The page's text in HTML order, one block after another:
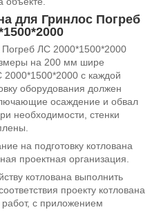
для Гринлос Погреб
Погреб ЛС 2000*1500*2000
на 200 мм шире
2000*1500*2000 с каждой
оборудования должен
осаждение и обвал
необходимости, стенки
на подготовку котлована
проектная организация.
котлована выполнить
проекту котлована
с приложением